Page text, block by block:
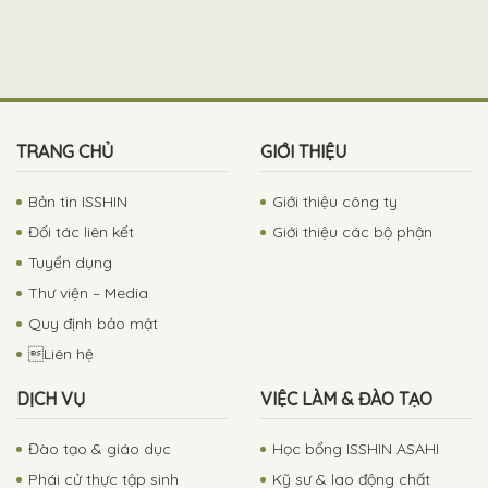
TRANG CHỦ
Bản tin ISSHIN
Đối tác liên kết
Tuyển dụng
Thư viện – Media
Quy định bảo mật
Liên hệ
GIỚI THIỆU
Giới thiệu công ty
Giới thiệu các bộ phận
DỊCH VỤ
Đào tạo & giáo dục
Phái cử thực tập sinh
VIỆC LÀM & ĐÀO TẠO
Học bổng ISSHIN ASAHI
Kỹ sư & lao động chất